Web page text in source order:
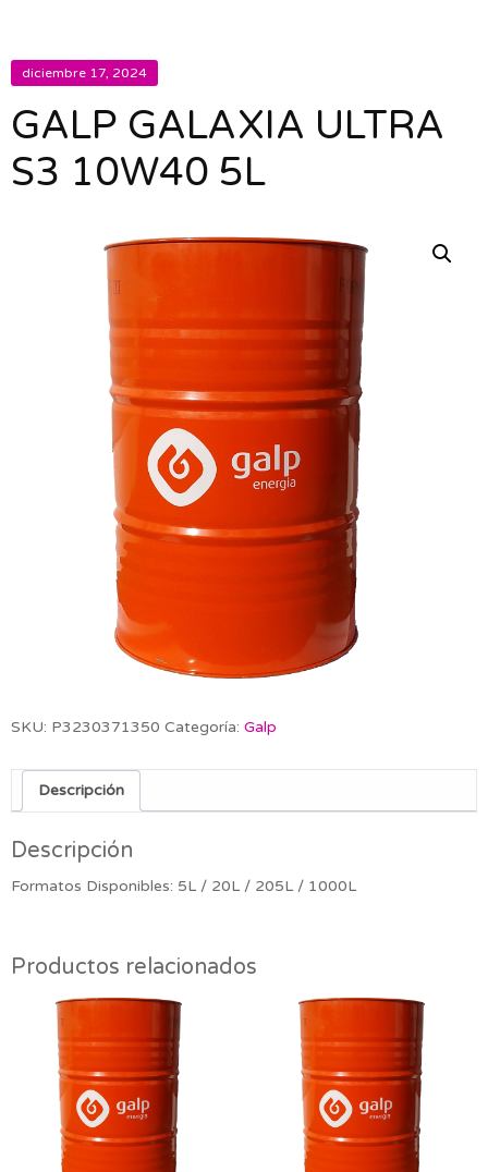
diciembre 17, 2024
GALP GALAXIA ULTRA
S3 10W40 5L
SKU: P3230371350 Categoría: Galp
Descripción
Descripción
Formatos Disponibles: 5L / 20L / 205L / 1000L
Productos relacionados